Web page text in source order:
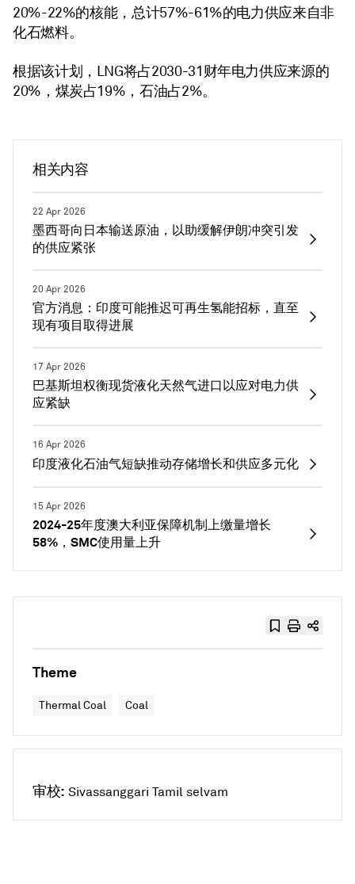
相关内容
22 Apr 2026
墨西哥向日本输送原油，以助缓解伊朗冲突引发
的供应紧张
20 Apr 2026
官方消息：印度可能推迟可再生氢能招标，直至
现有项目取得进展
17 Apr 2026
巴基斯坦权衡现货液化天然气进口以应对电力供
应紧缺
16 Apr 2026
印度液化石油气短缺推动存储增长和供应多元化
15 Apr 2026
2024-25年度澳大利亚保障机制上缴量增长
58%，SMC使用量上升
20%-22%的核能，总计57%-61%的电力供应来自非
化石燃料。
根据该计划，LNG将占2030-31财年电力供应来源的
20%，煤炭占19%，石油占2%。
Theme
Thermal Coal Coal
审校: Sivassanggari Tamil selvam